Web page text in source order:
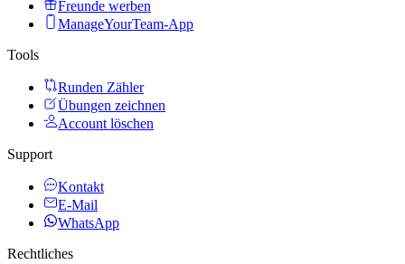
Freunde werben
ManageYourTeam-App
Tools
Runden Zähler
Übungen zeichnen
Account löschen
Support
Kontakt
E-Mail
WhatsApp
Rechtliches